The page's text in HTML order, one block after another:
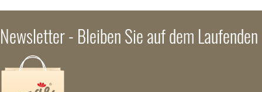
Newsletter - Bleiben Sie auf dem Laufenden